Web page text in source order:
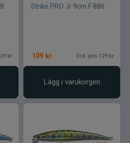
kr
Strike PRO Jr 9cm F 886
109 kr Ord. pris 129 kr
Lägg i varukorgen